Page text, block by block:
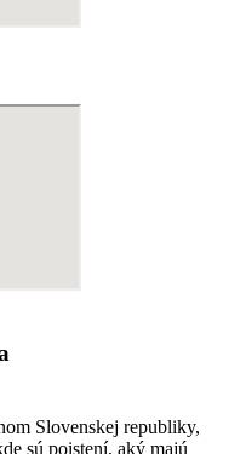
Slovenskej republiky,
sú poistení, aký majú